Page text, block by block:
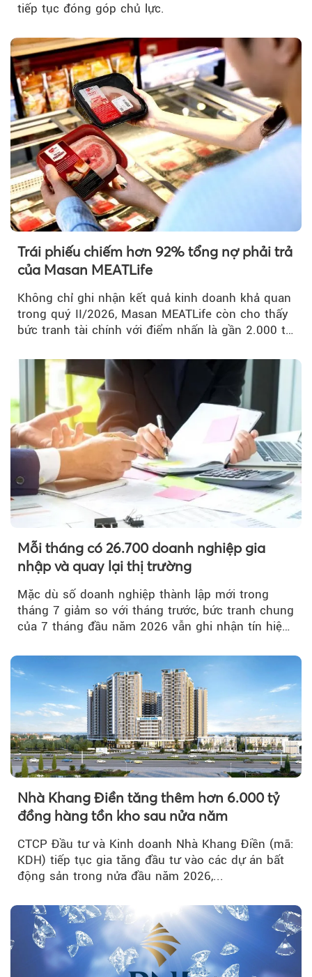
tiếp tục đóng góp chủ lực.
Trái phiếu chiếm hơn 92% tổng nợ phải trả
của Masan MEATLife
Không chỉ ghi nhận kết quả kinh doanh khả quan
trong quý II/2026, Masan MEATLife còn cho thấy
bức tranh tài chính với điểm nhấn là gần 2.000 tỷ
Mỗi tháng có 26.700 doanh nghiệp gia
nhập và quay lại thị trường
Mặc dù số doanh nghiệp thành lập mới trong
tháng 7 giảm so với tháng trước, bức tranh chung
của 7 tháng đầu năm 2026 vẫn ghi nhận tín hiệu
Nhà Khang Điền tăng thêm hơn 6.000 tỷ
đồng hàng tồn kho sau nửa năm
CTCP Đầu tư và Kinh doanh Nhà Khang Điền (mã:
KDH) tiếp tục gia tăng đầu tư vào các dự án bất
động sản trong nửa đầu năm 2026,...